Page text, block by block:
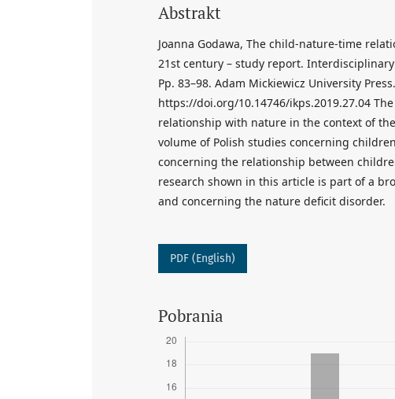
Abstrakt
Joanna Godawa, The child-nature-time
21st century – study report. Interdisciplinary
Pp. 83–98. Adam Mickiewicz University
https://doi.org/10.14746/ikps.2019.27.04
relationship with nature in the context of
volume of Polish studies concerning
concerning the relationship between
research shown in this article is part of a
and concerning the nature deficit disorder.
PDF (English)
Pobrania